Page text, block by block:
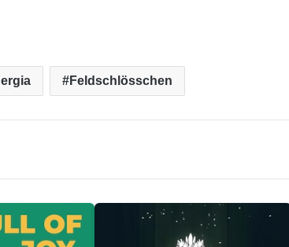
Feldschlösschen